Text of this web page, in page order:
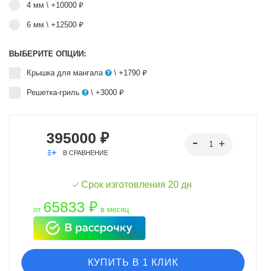
4 мм \ +10000 ₽
6 мм \ +12500 ₽
ВЫБЕРИТЕ ОПЦИИ:
Крышка для мангала \ +1790 ₽
Решетка-гриль \ +3000 ₽
395000 ₽
В СРАВНЕНИЕ
Срок изготовления 20 дн
от 65833 ₽ в месяц
КУПИТЬ В 1 КЛИК